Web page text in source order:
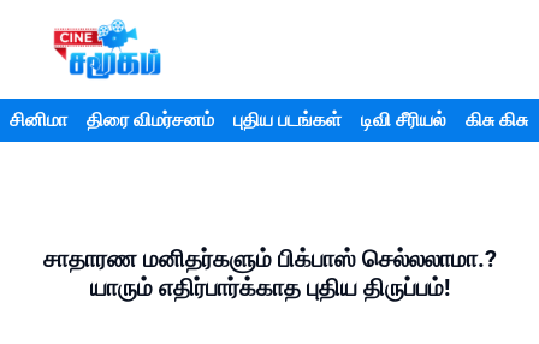
சினிமா திரை விமர்சனம் புதிய படங்கள் டிவி சீரியல் கிசு கிசு
சாதாரண மனிதர்களும் பிக்பாஸ் செல்லலாமா.?
யாரும் எதிர்பார்க்காத புதிய திருப்பம்!